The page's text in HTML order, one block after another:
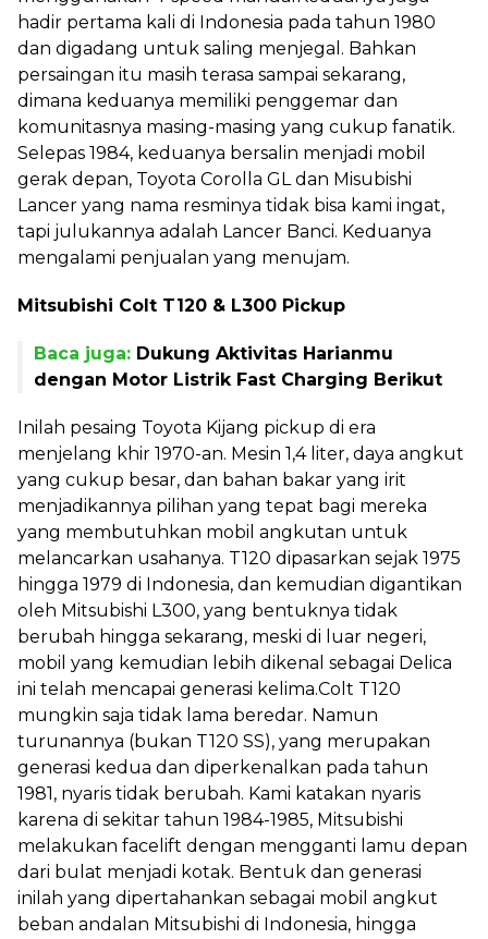
hadir pertama kali di Indonesia pada tahun 1980
dan digadang untuk saling menjegal. Bahkan
persaingan itu masih terasa sampai sekarang,
dimana keduanya memiliki penggemar dan
komunitasnya masing-masing yang cukup fanatik.
Selepas 1984, keduanya bersalin menjadi mobil
gerak depan, Toyota Corolla GL dan Misubishi
Lancer yang nama resminya tidak bisa kami ingat,
tapi julukannya adalah Lancer Banci. Keduanya
mengalami penjualan yang menujam.
Mitsubishi Colt T120 & L300 Pickup
Baca juga: Dukung Aktivitas Harianmu
dengan Motor Listrik Fast Charging Berikut
Inilah pesaing Toyota Kijang pickup di era
menjelang khir 1970-an. Mesin 1,4 liter, daya angkut
yang cukup besar, dan bahan bakar yang irit
menjadikannya pilihan yang tepat bagi mereka
yang membutuhkan mobil angkutan untuk
melancarkan usahanya. T120 dipasarkan sejak 1975
hingga 1979 di Indonesia, dan kemudian digantikan
oleh Mitsubishi L300, yang bentuknya tidak
berubah hingga sekarang, meski di luar negeri,
mobil yang kemudian lebih dikenal sebagai Delica
ini telah mencapai generasi kelima.Colt T120
mungkin saja tidak lama beredar. Namun
turunannya (bukan T120 SS), yang merupakan
generasi kedua dan diperkenalkan pada tahun
1981, nyaris tidak berubah. Kami katakan nyaris
karena di sekitar tahun 1984-1985, Mitsubishi
melakukan facelift dengan mengganti lamu depan
dari bulat menjadi kotak. Bentuk dan generasi
inilah yang dipertahankan sebagai mobil angkut
beban andalan Mitsubishi di Indonesia, hingga